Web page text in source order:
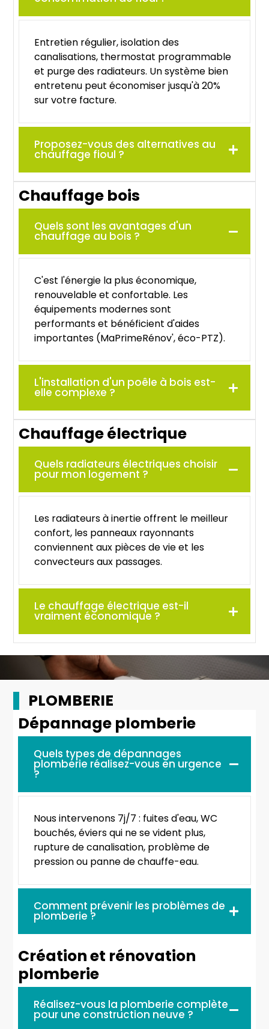
Entretien régulier, isolation des
canalisations, thermostat programmable
et purge des radiateurs. Un système bien
entretenu peut économiser jusqu'à 20%
sur votre facture.
Proposez-vous des alternatives au
chauffage fioul ?
Chauffage bois
Quels sont les avantages d'un
chauffage au bois ?
C'est l'énergie la plus économique,
renouvelable et confortable. Les
équipements modernes sont
performants et bénéficient d'aides
importantes (MaPrimeRénov', éco-PTZ).
L'installation d'un poêle à bois est-
elle complexe ?
Chauffage électrique
Quels radiateurs électriques choisir
pour mon logement ?
Les radiateurs à inertie offrent le meilleur
confort, les panneaux rayonnants
conviennent aux pièces de vie et les
convecteurs aux passages.
Le chauffage électrique est-il
vraiment économique ?
PLOMBERIE
Dépannage plomberie
Quels types de dépannages
plomberie réalisez-vous en urgence
?
Nous intervenons 7j/7 : fuites d'eau, WC
bouchés, éviers qui ne se vident plus,
rupture de canalisation, problème de
pression ou panne de chauffe-eau.
Comment prévenir les problèmes de
plomberie ?
Création et rénovation
plomberie
Réalisez-vous la plomberie complète
pour une construction neuve ?